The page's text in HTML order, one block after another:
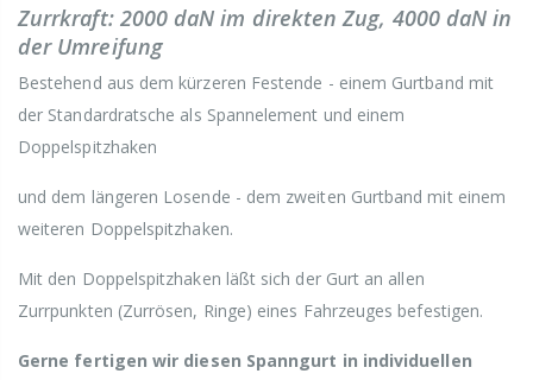
Zurrkraft: 2000 daN im direkten Zug, 4000 daN in
der Umreifung
Bestehend aus dem kürzeren Festende - einem Gurtband mit
der Standardratsche als Spannelement und einem
Doppelspitzhaken
und dem längeren Losende - dem zweiten Gurtband mit einem
weiteren Doppelspitzhaken.
Mit den Doppelspitzhaken läßt sich der Gurt an allen
Zurrpunkten (Zurrösen, Ringe) eines Fahrzeuges befestigen.
Gerne fertigen wir diesen Spanngurt in individuellen